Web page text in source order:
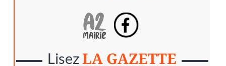
LisezLA GAZETTE